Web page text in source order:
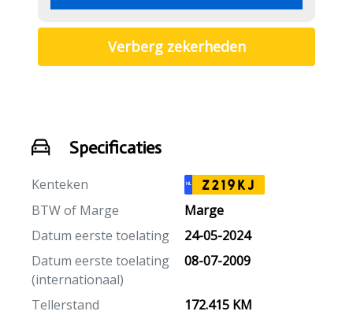
Verberg zekerheden
Specificaties
Kenteken NL Z219KJ
BTW of Marge
Marge
Datum eerste toelating
24-05-2024
Datum eerste toelating
(internationaal)
08-07-2009
Tellerstand
172.415 KM